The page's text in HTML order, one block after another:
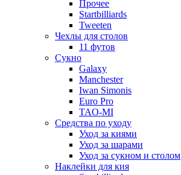
Прочее
Startbilliards
Tweeten
Чехлы для столов
11 футов
Сукно
Galaxy
Manchester
Iwan Simonis
Euro Pro
TAO-MI
Средства по уходу
Уход за киями
Уход за шарами
Уход за сукном и столом
Наклейки для кия